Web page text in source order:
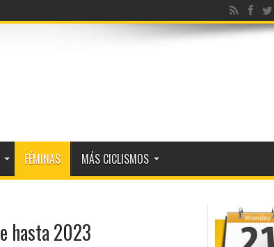
FÉMINAS MÁS CICLISMOS
hasta 2023